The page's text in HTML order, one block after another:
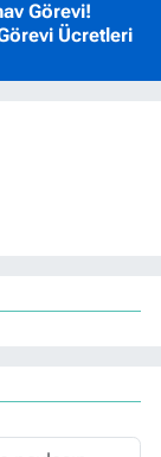
Görevi!
Ücretleri